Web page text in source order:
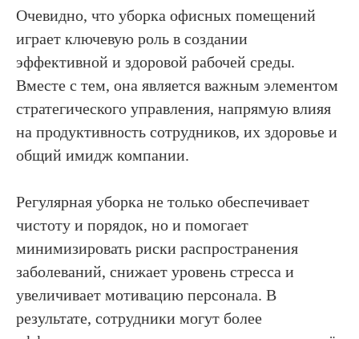
Очевидно, что уборка офисных помещений
играет ключевую роль в создании
эффективной и здоровой рабочей среды.
Вместе с тем, она является важным элементом
стратегического управления, напрямую влияя
на продуктивность сотрудников, их здоровье и
общий имидж компании.
Регулярная уборка не только обеспечивает
чистоту и порядок, но и помогает
минимизировать риски распространения
заболеваний, снижает уровень стресса и
увеличивает мотивацию персонала. В
результате, сотрудники могут более